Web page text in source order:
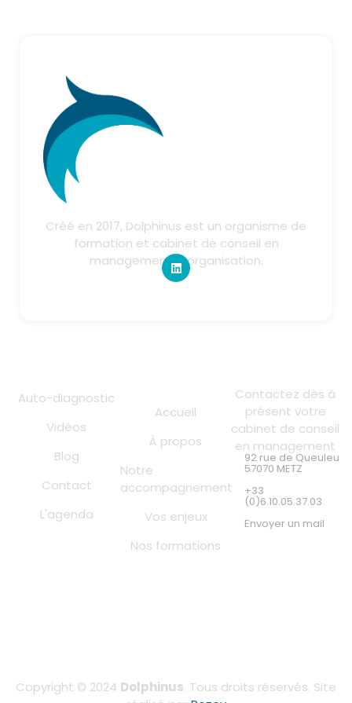
Créé en 2017, Dolphinus est un organisme de
formation et cabinet de conseil en
management & organisation.
Auto-diagnostic
Vidéos
Blog
Contact
L'agenda
Accueil
À propos
Notre
accompagnement
Vos enjeux
Nos formations
Contactez dès à
présent votre
cabinet de conseil
en management
92 rue de Queuleu
57070 METZ
+33
(0)6.10.05.37.03
Envoyer un mail
Copyright © 2024 Dolphinus. Tous droits réservés. Site